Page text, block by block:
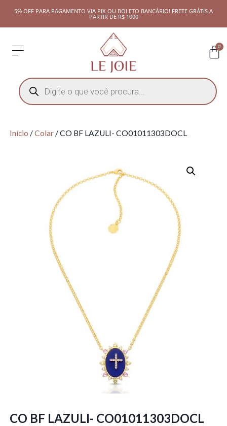
5% OFF PARA PAGAMENTO VIA PIX OU BOLETO BANCÁRIO! FRETE GRÁTIS A
PARTIR DE R$ 1000
0
Início /Colar/ CO BF LAZULI- CO01011303DOCL
CO BF LAZULI- CO01011303DOCL